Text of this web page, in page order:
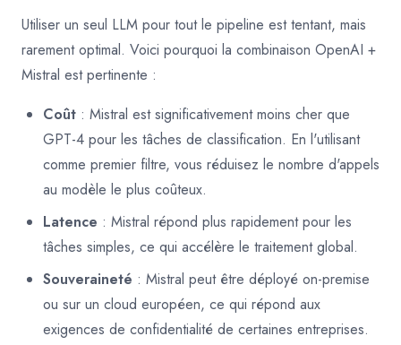
Utiliser un seul LLM pour tout le pipeline est tentant, mais
rarement optimal. Voici pourquoi la combinaison OpenAI +
Mistral est pertinente :
Coût : Mistral est significativement moins cher que
GPT-4 pour les tâches de classification. En l'utilisant
comme premier filtre, vous réduisez le nombre d'appels
au modèle le plus coûteux.
Latence : Mistral répond plus rapidement pour les
tâches simples, ce qui accélère le traitement global.
Souveraineté : Mistral peut être déployé on-premise
ou sur un cloud européen, ce qui répond aux
exigences de confidentialité de certaines entreprises.